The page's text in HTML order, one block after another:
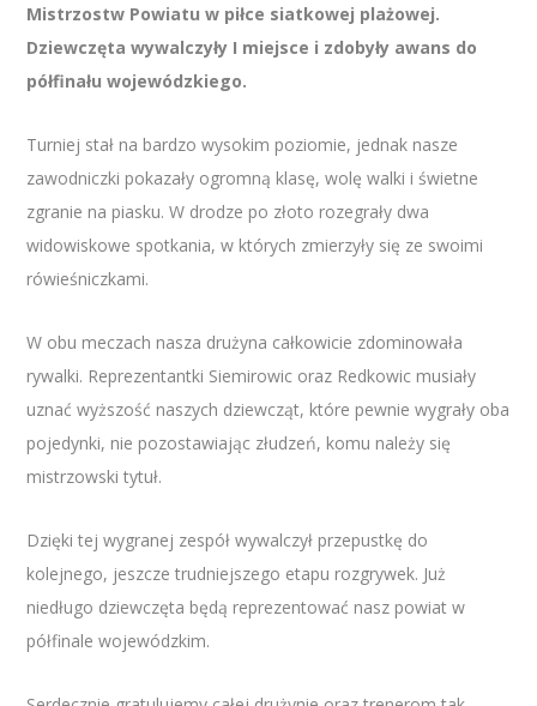
Mistrzostw Powiatu w piłce siatkowej plażowej.
Dziewczęta wywalczyły I miejsce i zdobyły awans do
półfinału wojewódzkiego.
Turniej stał na bardzo wysokim poziomie, jednak nasze
zawodniczki pokazały ogromną klasę, wolę walki i świetne
zgranie na piasku. W drodze po złoto rozegrały dwa
widowiskowe spotkania, w których zmierzyły się ze swoimi
rówieśniczkami.
W obu meczach nasza drużyna całkowicie zdominowała
rywalki. Reprezentantki Siemirowic oraz Redkowic musiały
uznać wyższość naszych dziewcząt, które pewnie wygrały oba
pojedynki, nie pozostawiając złudzeń, komu należy się
mistrzowski tytuł.
Dzięki tej wygranej zespół wywalczył przepustkę do
kolejnego, jeszcze trudniejszego etapu rozgrywek. Już
niedługo dziewczęta będą reprezentować nasz powiat w
półfinale wojewódzkim.